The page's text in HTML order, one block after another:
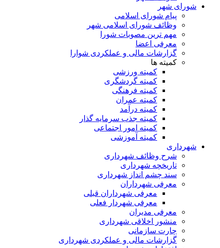
شورای شهر
پیام شورای اسلامی
وظائف شورای اسلامی شهر
مهم ترین مصوبات شورا
معرفی اعضا
گزارشات مالی و عملکردی شوارا
کمیته ها
کمیته ورزشی
کمیته گردشگری
کمیته فرهنگی
کمیته عمران
کمیته درآمد
کمیته جذب سرمایه گذار
کمیته امور اجتماعی
کمیته آموزشی
شهرداری
شرح وظائف شهرداری
تاریخچه شهرداری
سند چشم انداز شهرداری
معرفی شهرداران
معرفی شهرداران قبلی
معرفی شهردار فعلی
معرفی مدیران
منشور اخلاقی شهرداری
چارت سازمانی
گزارشات مالی و عملکردی شهرداری